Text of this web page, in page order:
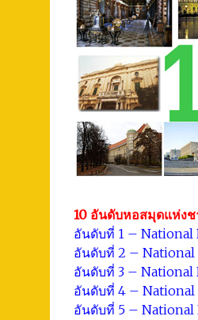
10 อันดับหอสมุดแห่ง
อันดับที่ 1 – National
อันดับที่ 2 – National
อันดับที่ 3 – National
อันดับที่ 4 – National
อันดับที่ 5 – National